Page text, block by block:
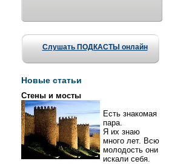
Слушать ПОДКАСТЫ онлайн
Новые статьи
Стены и мосты
Есть знакомая
пара.
Я их знаю
много лет. Всю
молодость они
искали себя.